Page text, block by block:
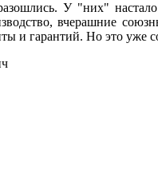
У "них" настало
вчерашние
и гарантий. Но это уже